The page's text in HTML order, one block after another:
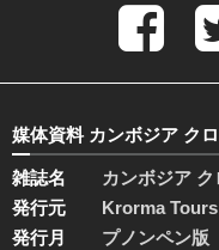
媒体資料 カンボジア ク
雑誌名
カンボジア
発行元
Krorma
発行月
プノンペン版